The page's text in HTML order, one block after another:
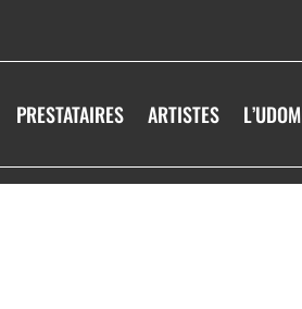
PRESTATAIRES ARTISTES L’UDOM